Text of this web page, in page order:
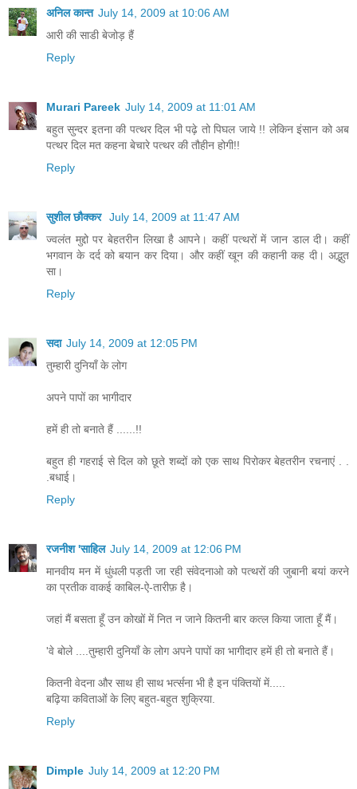
अनिल कान्त July 14, 2009 at 10:06 AM
आरी की साडी बेजोड़ हैं
Reply
Murari Pareek July 14, 2009 at 11:01 AM
बहुत सुन्दर इतना की पत्थर दिल भी पढ़े तो पिघल जाये !! लेकिन इंसान को अब
पत्थर दिल मत कहना बेचारे पत्थर की तौहीन होगी!!
Reply
सुशील छौक्कर July 14, 2009 at 11:47 AM
ज्वलंत मुद्दो पर बेहतरीन लिखा है आपने। कहीं पत्थरों में जान डाल दी। कहीं
भगवान के दर्द को बयान कर दिया। और कहीं खून की कहानी कह दी। अद्भुत
सा।
Reply
सदा July 14, 2009 at 12:05 PM
तुम्हारी दुनियाँ के लोग
अपने पापों का भागीदार
हमें ही तो बनाते हैं ......!!
बहुत ही गहराई से दिल को छूते शब्‍दों को एक साथ पिरोकर बेहतरीन रचनाएं . .
.बधाई।
Reply
रजनीश 'साहिल July 14, 2009 at 12:06 PM
मानवीय मन में धुंधली पड़ती जा रही संवेदनाओ को पत्थरों की जुबानी बयां करने
का प्रतीक वाकई काबिल-ऐ-तारीफ़ है।
जहां मैं बसता हूँ उन कोखों में नित न जाने कितनी बार कत्ल किया जाता हूँ मैं।
'वे बोले ....तुम्हारी दुनियाँ के लोग अपने पापों का भागीदार हमें ही तो बनाते हैं।
कितनी वेदना और साथ ही साथ भर्त्सना भी है इन पंक्तियों में.....
बढ़िया कविताओं के लिए बहुत-बहुत शुक्रिया.
Reply
Dimple July 14, 2009 at 12:20 PM